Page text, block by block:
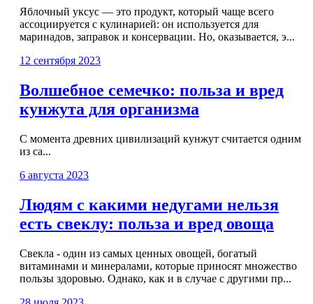
Яблочный уксус — это продукт, который чаще всего
ассоциируется с кулинарией: он используется для
маринадов, заправок и консервации. Но, оказывается, э...
12 сентября 2023
Волшебное семечко: польза и вред
кунжута для организма
С момента древних цивилизаций кунжут считается одним
из са...
6 августа 2023
Людям с какими недугами нельзя
есть свеклу: польза и вред овоща
Свекла - один из самых ценных овощей, богатый
витаминами и минералами, которые приносят множество
пользы здоровью. Однако, как и в случае с другими пр...